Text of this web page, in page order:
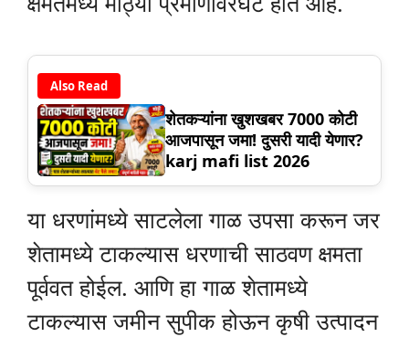
Also Read
शेतकऱ्यांना खुशखबर 7000 कोटी
आजपासून जमा! दुसरी यादी येणार?
karj mafi list 2026
या धरणांमध्ये साटलेला गाळ उपसा करून जर
शेतामध्ये टाकल्यास धरणाची साठवण क्षमता
पूर्ववत होईल. आणि हा गाळ शेतामध्ये
टाकल्यास जमीन सुपीक होऊन कृषी उत्पादन